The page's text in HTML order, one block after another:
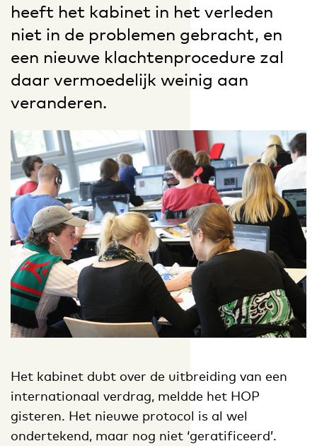
heeft het kabinet in het verleden
niet in de problemen gebracht, en
een nieuwe klachtenprocedure zal
daar vermoedelijk weinig aan
veranderen.
Het kabinet dubt over de uitbreiding van een
internationaal verdrag, meldde het HOP
gisteren. Het nieuwe protocol is al wel
ondertekend, maar nog niet ‘geratificeerd’.